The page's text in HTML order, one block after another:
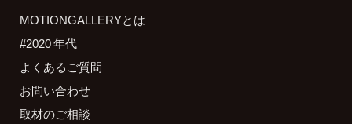
MOTIONGALLERYとは
#2020 年代
よくあるご質問
お問い合わせ
取材のご相談